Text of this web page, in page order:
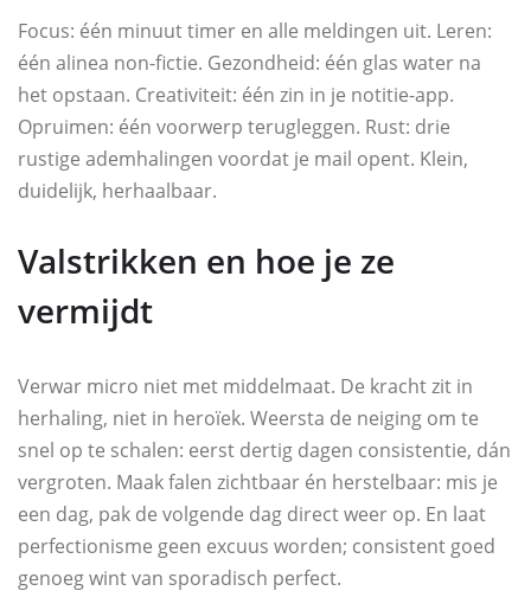
Focus: één minuut timer en alle meldingen uit. Leren:
één alinea non-fictie. Gezondheid: één glas water na
het opstaan. Creativiteit: één zin in je notitie-app.
Opruimen: één voorwerp terugleggen. Rust: drie
rustige ademhalingen voordat je mail opent. Klein,
duidelijk, herhaalbaar.
Valstrikken en hoe je ze
vermijdt
Verwar micro niet met middelmaat. De kracht zit in
herhaling, niet in heroïek. Weersta de neiging om te
snel op te schalen: eerst dertig dagen consistentie, dán
vergroten. Maak falen zichtbaar én herstelbaar: mis je
een dag, pak de volgende dag direct weer op. En laat
perfectionisme geen excuus worden; consistent goed
genoeg wint van sporadisch perfect.